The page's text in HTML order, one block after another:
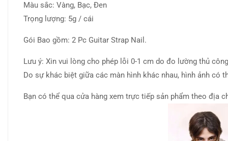
Màu sắc: Vàng, Bạc, Đen
Trọng lượng: 5g / cái
Gói Bao gồm: 2 Pc Guitar Strap Nail.
Lưu ý: Xin vui lòng cho phép lỗi 0-1 cm do đo lường thủ
Do sự khác biệt giữa các màn hình khác nhau, hình ảnh có
Bạn có thể qua cửa hàng xem trực tiếp sản phẩm theo địa